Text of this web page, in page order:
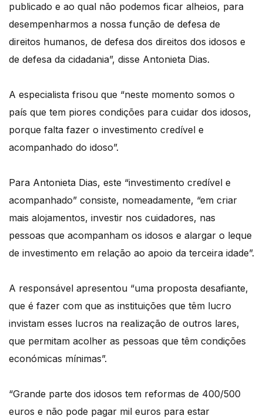
publicado e ao qual não podemos ficar alheios, para
desempenharmos a nossa função de defesa de
direitos humanos, de defesa dos direitos dos idosos e
de defesa da cidadania”, disse Antonieta Dias.
A especialista frisou que “neste momento somos o
país que tem piores condições para cuidar dos idosos,
porque falta fazer o investimento credível e
acompanhado do idoso”.
Para Antonieta Dias, este “investimento credível e
acompanhado” consiste, nomeadamente, “em criar
mais alojamentos, investir nos cuidadores, nas
pessoas que acompanham os idosos e alargar o leque
de investimento em relação ao apoio da terceira idade”.
A responsável apresentou “uma proposta desafiante,
que é fazer com que as instituições que têm lucro
invistam esses lucros na realização de outros lares,
que permitam acolher as pessoas que têm condições
económicas mínimas”.
“Grande parte dos idosos tem reformas de 400/500
euros e não pode pagar mil euros para estar